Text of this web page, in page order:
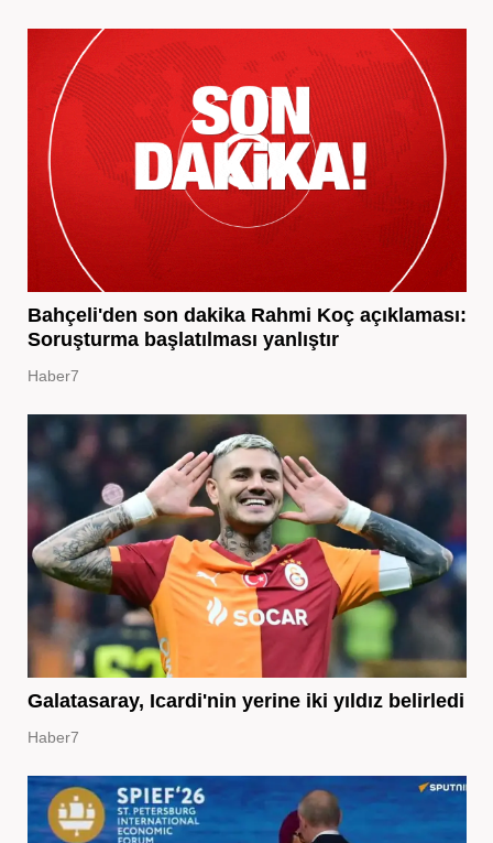
Bahçeli'den son dakika Rahmi Koç açıklaması:
Soruşturma başlatılması yanlıştır
Haber7
Galatasaray, Icardi'nin yerine iki yıldız belirledi
Haber7